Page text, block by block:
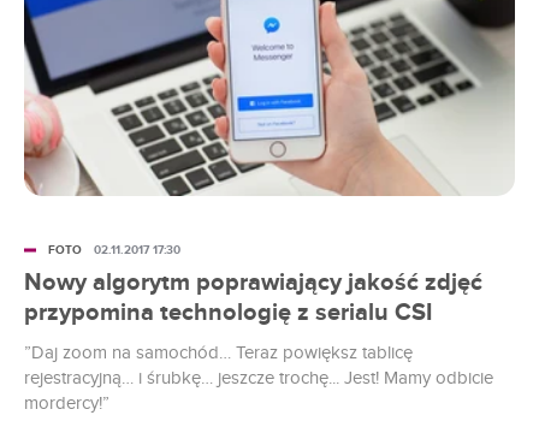
Nowy algorytm poprawiający jakość zdjęć
przypomina technologię z serialu CSI
”Daj zoom na samochód… Teraz powiększ tablicę
rejestracyjną… i śrubkę… jeszcze trochę... Jest! Mamy odbicie
mordercy!”
FOTO 02.11.2017 17:30